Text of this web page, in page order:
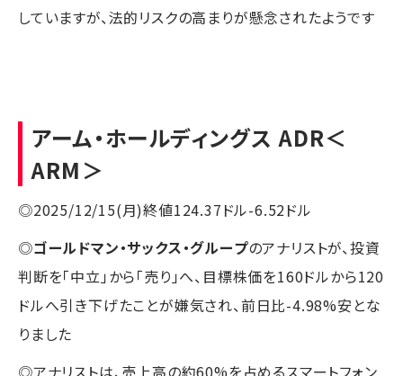
していますが、法的リスクの高まりが懸念されたようです
アーム・ホールディングス ADR＜
ARM＞
◎2025/12/15(月)終値124.37ドル-6.52ドル
◎ゴールドマン・サックス・グループのアナリストが、投資
判断を「中立」から「売り」へ、目標株価を160ドルから120
ドルへ引き下げたことが嫌気され、前日比-4.98%安とな
りました
◎アナリストは、売上高の約60%を占めるスマートフォン